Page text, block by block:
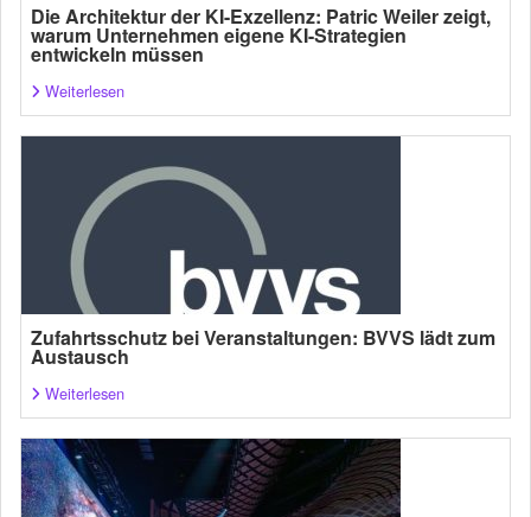
Die Architektur der KI-Exzellenz: Patric Weiler zeigt,
warum Unternehmen eigene KI-Strategien
entwickeln müssen
Weiterlesen
Zufahrtsschutz bei Veranstaltungen: BVVS lädt zum
Austausch
Weiterlesen